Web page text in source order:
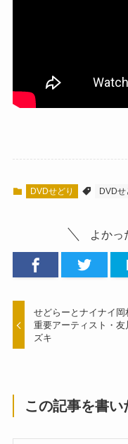
DVDせどり DVDせ
よかっ
せどらーとナイナイ岡
重要アーティスト・友
ズキ
この記事を書い